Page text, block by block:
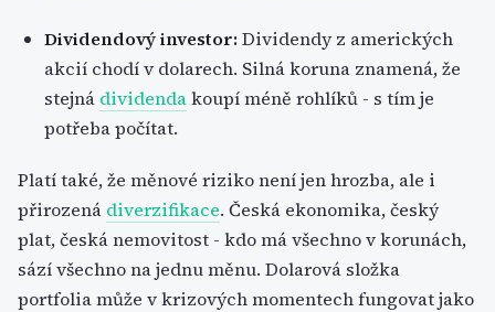
Dividendový investor: Dividendy z amerických
akcií chodí v dolarech. Silná koruna znamená, že
stejná dividendakoupí méně rohlíků - s tím je
potřeba počítat.
Platí také, že měnové riziko není jen hrozba, ale i
přirozená diverzifikace. Česká ekonomika, český
plat, česká nemovitost - kdo má všechno v korunách,
sází všechno na jednu měnu. Dolarová složka
portfolia může v krizových momentech fungovat jako